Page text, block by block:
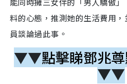
料的心態，推測她的生活費用
員談論過此事。
▼▼點擊睇鄧兆尊
▼▼